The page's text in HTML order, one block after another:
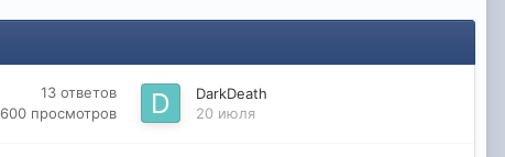
13 ответов
600 просмотров
DarkDeath
20 июля